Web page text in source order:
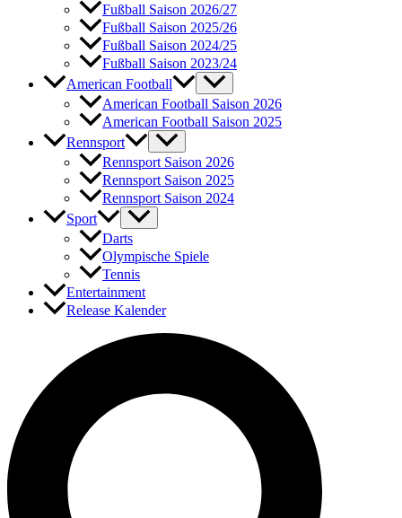
Fußball Saison 2026/27
Fußball Saison 2025/26
Fußball Saison 2024/25
Fußball Saison 2023/24
American Football
American Football Saison 2026
American Football Saison 2025
Rennsport
Rennsport Saison 2026
Rennsport Saison 2025
Rennsport Saison 2024
Sport
Darts
Olympische Spiele
Tennis
Entertainment
Release Kalender